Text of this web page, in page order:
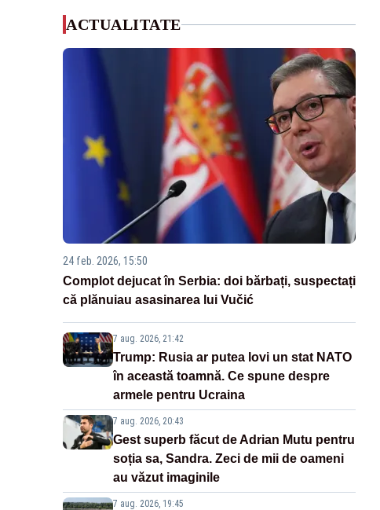
ACTUALITATE
24 feb. 2026, 15:50
Complot dejucat în Serbia: doi bărbați, suspectați
că plănuiau asasinarea lui Vučić
7 aug. 2026, 21:42
Trump: Rusia ar putea lovi un stat NATO
în această toamnă. Ce spune despre
armele pentru Ucraina
7 aug. 2026, 20:43
Gest superb făcut de Adrian Mutu pentru
soția sa, Sandra. Zeci de mii de oameni
au văzut imaginile
7 aug. 2026, 19:45